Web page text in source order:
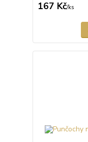
167 Kč/ks